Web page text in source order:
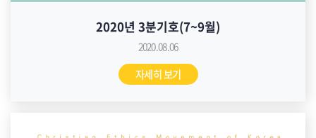
2020년 3분기호(7~9월)
2020.08.06
자세히 보기